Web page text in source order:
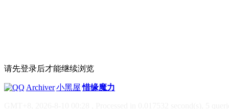
请先登录后才能继续浏览
Archiver|小黑屋|惜缘魔力